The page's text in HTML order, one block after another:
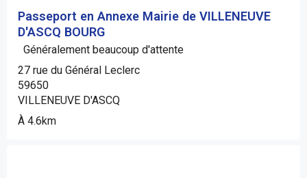
Passeport en Annexe Mairie de VILLENEUVE
D'ASCQ BOURG
Généralement beaucoup d'attente
27 rue du Général Leclerc
59650
VILLENEUVE D'ASCQ
À 4.6km